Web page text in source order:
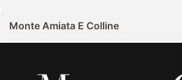
Monte Amiata E Colline